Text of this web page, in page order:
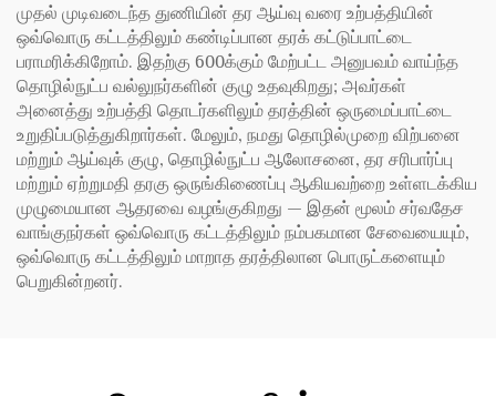
முதல் முடிவடைந்த துணியின் தர ஆய்வு வரை உற்பத்தியின்
ஒவ்வொரு கட்டத்திலும் கண்டிப்பான தரக் கட்டுப்பாட்டை
பராமரிக்கிறோம். இதற்கு 600க்கும் மேற்பட்ட அனுபவம் வாய்ந்த
தொழில்நுட்ப வல்லுநர்களின் குழு உதவுகிறது; அவர்கள்
அனைத்து உற்பத்தி தொடர்களிலும் தரத்தின் ஒருமைப்பாட்டை
உறுதிப்படுத்துகிறார்கள். மேலும், நமது தொழில்முறை விற்பனை
மற்றும் ஆய்வுக் குழு, தொழில்நுட்ப ஆலோசனை, தர சரிபார்ப்பு
மற்றும் ஏற்றுமதி தரகு ஒருங்கிணைப்பு ஆகியவற்றை உள்ளடக்கிய
முழுமையான ஆதரவை வழங்குகிறது — இதன் மூலம் சர்வதேச
வாங்குநர்கள் ஒவ்வொரு கட்டத்திலும் நம்பகமான சேவையையும்,
ஒவ்வொரு கட்டத்திலும் மாறாத தரத்திலான பொருட்களையும்
பெறுகின்றனர்.